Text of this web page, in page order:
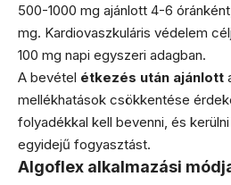
500-1000 mg ajánlott 4-6
mg. Kardiovaszkuláris védelem
100 mg napi egyszeri adagban.
A bevétel étkezés után ajánlott
mellékhatások csökkentése
folyadékkal kell bevenni, és
egyidejű fogyasztást.
Algoflex alkalmazási